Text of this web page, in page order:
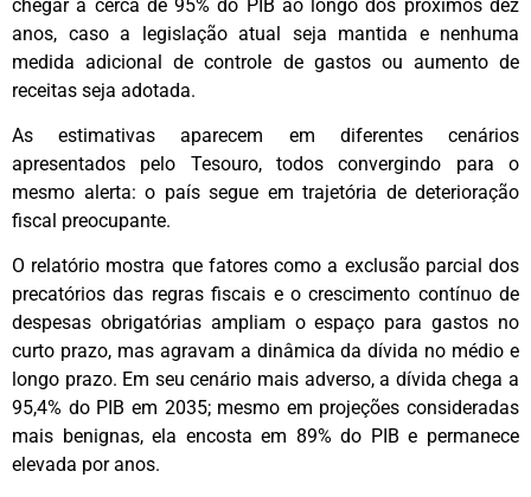
chegar a cerca de 95% do PIB ao longo dos próximos dez
anos, caso a legislação atual seja mantida e nenhuma
medida adicional de controle de gastos ou aumento de
receitas seja adotada.
As estimativas aparecem em diferentes cenários
apresentados pelo Tesouro, todos convergindo para o
mesmo alerta: o país segue em trajetória de deterioração
fiscal preocupante.
O relatório mostra que fatores como a exclusão parcial dos
precatórios das regras fiscais e o crescimento contínuo de
despesas obrigatórias ampliam o espaço para gastos no
curto prazo, mas agravam a dinâmica da dívida no médio e
longo prazo. Em seu cenário mais adverso, a dívida chega a
95,4% do PIB em 2035; mesmo em projeções consideradas
mais benignas, ela encosta em 89% do PIB e permanece
elevada por anos.